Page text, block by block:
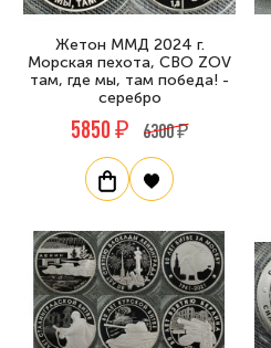
Жетон ММД 2024 г.
Морская пехота, СВО ZOV
там, где мы, там победа! -
серебро
5850 ₽ 6300 ₽